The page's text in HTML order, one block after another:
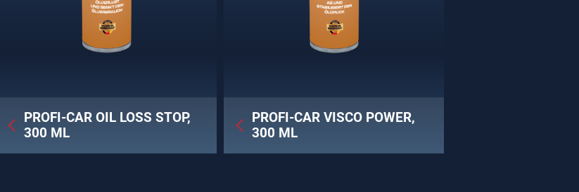
PROFI-CAR VISCO POWER,
300 ML
PROFI-CAR OIL LOSS STOP,
300 ML